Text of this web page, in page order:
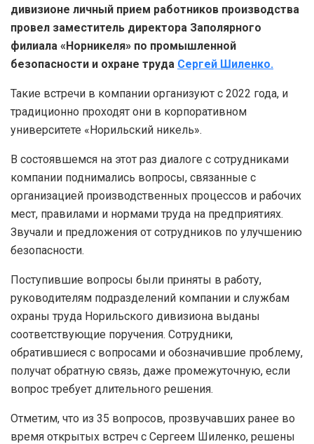
дивизионе личный прием работников производства
провел заместитель директора Заполярного
филиала «Норникеля» по промышленной
безопасности и охране труда Сергей Шиленко.
Такие встречи в компании организуют с 2022 года, и
традиционно проходят они в корпоративном
университете «Норильский никель».
В состоявшемся на этот раз диалоге с сотрудниками
компании поднимались вопросы, связанные с
организацией производственных процессов и рабочих
мест, правилами и нормами труда на предприятиях.
Звучали и предложения от сотрудников по улучшению
безопасности.
Поступившие вопросы были приняты в работу,
руководителям подразделений компании и службам
охраны труда Норильского дивизиона выданы
соответствующие поручения. Сотрудники,
обратившиеся с вопросами и обозначившие проблему,
получат обратную связь, даже промежуточную, если
вопрос требует длительного решения.
Отметим, что из 35 вопросов, прозвучавших ранее во
время открытых встреч с Сергеем Шиленко, решены